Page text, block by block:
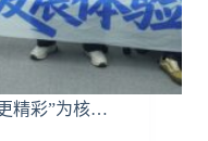
精彩”为核…